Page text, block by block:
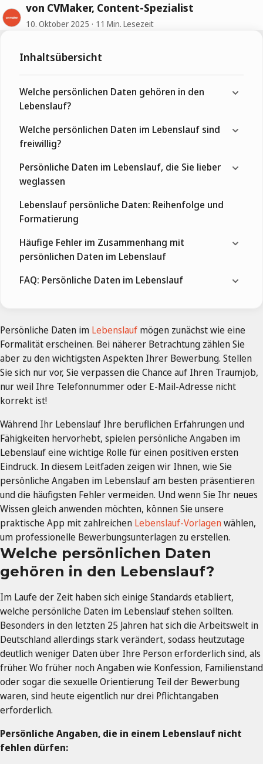
von CVMaker, Content-Spezialist
10. Oktober 2025 11 Min. Lesezeit
Persönliche Daten im Lebenslauf mögen zunächst wie eine
Formalität erscheinen. Bei näherer Betrachtung zählen Sie
aber zu den wichtigsten Aspekten Ihrer Bewerbung. Stellen
Sie sich nur vor, Sie verpassen die Chance auf Ihren Traumjob,
nur weil Ihre Telefonnummer oder E-Mail-Adresse nicht
korrekt ist!
Während Ihr Lebenslauf Ihre beruflichen Erfahrungen und
Fähigkeiten hervorhebt, spielen persönliche Angaben im
Lebenslauf eine wichtige Rolle für einen positiven ersten
Eindruck. In diesem Leitfaden zeigen wir Ihnen, wie Sie
persönliche Angaben im Lebenslauf am besten präsentieren
und die häufigsten Fehler vermeiden. Und wenn Sie Ihr neues
Wissen gleich anwenden möchten, können Sie unsere
praktische App mit zahlreichen Lebenslauf-Vorlagenwählen,
um professionelle Bewerbungsunterlagen zu erstellen.
Welche persönlichen Daten
gehören in den Lebenslauf?
Im Laufe der Zeit haben sich einige Standards etabliert,
welche persönliche Daten im Lebenslauf stehen sollten.
Besonders in den letzten 25 Jahren hat sich die Arbeitswelt in
Deutschland allerdings stark verändert, sodass heutzutage
deutlich weniger Daten über Ihre Person erforderlich sind, als
früher. Wo früher noch Angaben wie Konfession, Familienstand
oder sogar die sexuelle Orientierung Teil der Bewerbung
waren, sind heute eigentlich nur drei Pflichtangaben
erforderlich.
Persönliche Angaben, die in einem Lebenslauf nicht
fehlen dürfen:
Inhaltsübersicht
Welche persönlichen Daten gehören in den
Lebenslauf?
Welche persönlichen Daten im Lebenslauf sind
freiwillig?
Persönliche Daten im Lebenslauf, die Sie lieber
weglassen
Lebenslauf persönliche Daten: Reihenfolge und
Formatierung
Häufige Fehler im Zusammenhang mit
persönlichen Daten im Lebenslauf
FAQ: Persönliche Daten im Lebenslauf